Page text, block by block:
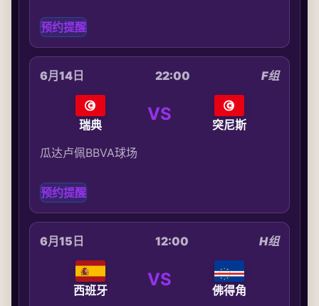
预约提醒
6月14日 22:00 F组
瑞典
VS
突尼斯
瓜达卢佩BBVA球场
预约提醒
6月15日 12:00 H组
西班牙
VS
佛得角